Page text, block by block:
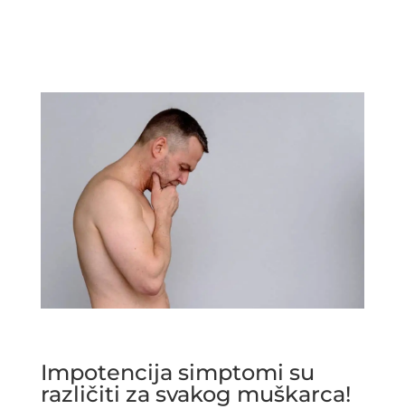
Impotencija simptomi su
različiti za svakog muškarca!